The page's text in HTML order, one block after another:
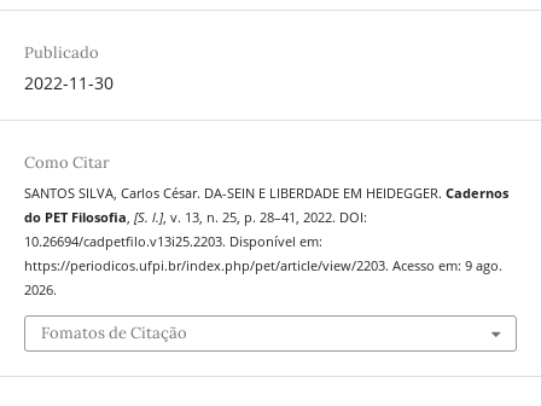
Publicado
2022-11-30
Como Citar
SANTOS SILVA, Carlos César. DA-SEIN E LIBERDADE EM HEIDEGGER. Cadernos
do PET Filosofia, [S. l.], v. 13, n. 25, p. 28–41, 2022. DOI:
10.26694/cadpetfilo.v13i25.2203. Disponível em:
https://periodicos.ufpi.br/index.php/pet/article/view/2203. Acesso em: 9 ago.
2026.
Fomatos de Citação